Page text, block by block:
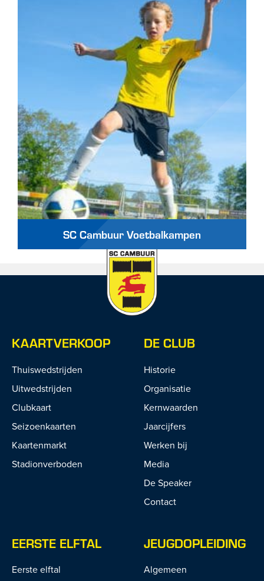
SC Cambuur Voetbalkampen
KAARTVERKOOP
Thuiswedstrijden
Uitwedstrijden
Clubkaart
Seizoenkaarten
Kaartenmarkt
Stadionverboden
DE CLUB
Historie
Organisatie
Kernwaarden
Jaarcijfers
Werken bij
Media
De Speaker
Contact
EERSTE ELFTAL
Eerste elftal
JEUGDOPLEIDING
Algemeen